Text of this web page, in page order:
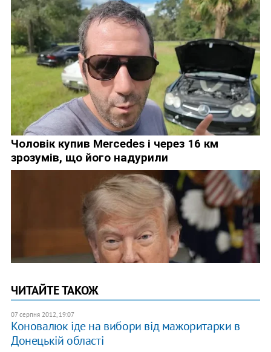
ЧИТАЙТЕ ТАКОЖ
07 серпня 2012, 19:07
Коновалюк іде на вибори від мажоритарки в
Донецькій області